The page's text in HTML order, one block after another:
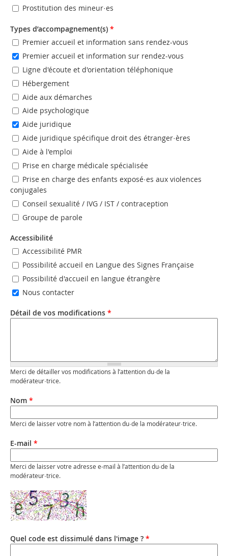
Prostitution des mineur·es
Types d’accompagnement(s) *
Premier accueil et information sans rendez-vous
Premier accueil et information sur rendez-vous
Ligne d'écoute et d'orientation téléphonique
Hébergement
Aide aux démarches
Aide psychologique
Aide juridique
Aide juridique spécifique droit des étranger·ères
Aide à l'emploi
Prise en charge médicale spécialisée
Prise en charge des enfants exposé·es aux violences
conjugales
Conseil sexualité / IVG / IST / contraception
Groupe de parole
Accessibilité
Accessibilité PMR
Possibilité accueil en Langue des Signes Française
Possibilité d'accueil en langue étrangère
Nous contacter
Détail de vos modifications *
Merci de détailler vos modifications à l’attention du·de la
modérateur·trice.
Nom *
Merci de laisser votre nom à l’attention du·de la modérateur·trice.
E-mail *
Merci de laisser votre adresse e-mail à l’attention du·de la
modérateur·trice.
Quel code est dissimulé dans l'image ? *